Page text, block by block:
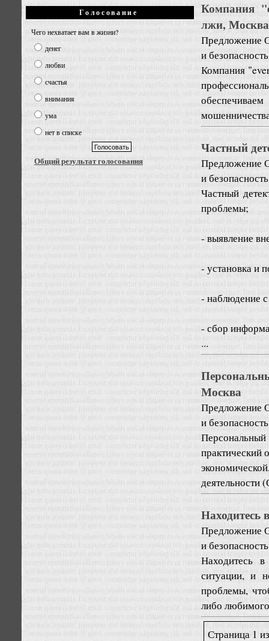
Голосование
Чего нехватает вам в жизни?
денег
любви
счастья
внимания
ума
нет в списке
Общий результат голосования
Компания
лжи, Москва
Предложение
и
Компания
Частный
Предложение
и
Частный
проблемы;
- выявление
- установка и
- наблюдение
- сбор
...
Москва
Предложение
и
Персональный
практический
деятельности
Находитесь
Предложение
и
Находитесь
ситуации, и
проблемы,
либо
Страница 1